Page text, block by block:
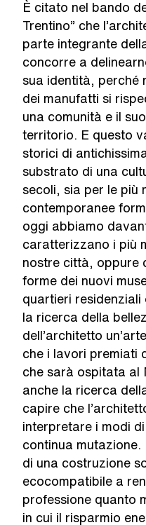
È citato nel bando
Trentino” che
parte integrante
concorre a
sua identità, perché
dei manufatti si
una comunità e il
territorio. E questo
storici di
substrato di una
secoli, sia per le più
contemporanee
oggi abbiamo
caratterizzano i più
nostre città, oppure
forme dei nuovi
quartieri residenziali
la ricerca della
dell’architetto
che i lavori premiati
che sarà ospitata al
anche la ricerca
capire che
interpretare i modi
continua
di una costruzione
ecocompatibile a
professione quanto
in cui il risparmio